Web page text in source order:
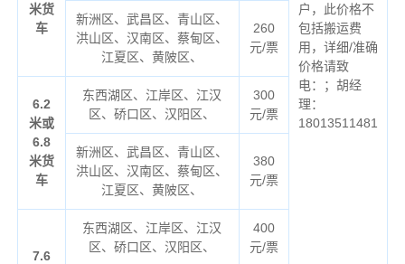
户，此价格不
包括搬运费
用，详细/准确
价格请致
电：；胡经
理：
18013511481
米货
车
新洲区、武昌区、青山区、
洪山区、汉南区、蔡甸区、
江夏区、黄陂区、
260
元/票
6.2
米或
6.8
米货
车
东西湖区、江岸区、江汉
区、硚口区、汉阳区、
300
元/票
新洲区、武昌区、青山区、
洪山区、汉南区、蔡甸区、
江夏区、黄陂区、
380
元/票
7.6
东西湖区、江岸区、江汉
区、硚口区、汉阳区、
400
元/票